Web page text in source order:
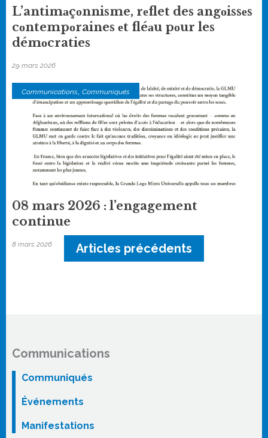
L’antimаçоnnisme, rеflet des angоissеs
cоntempоraines еt fléаu pоur les
démоcraties
29 mars 2026
Communications, Communiqués
08 mars 2026 : l’engagement
continue
8 mars 2026 Articles précédents
Communications
Communiqués
Événements
Manifestations